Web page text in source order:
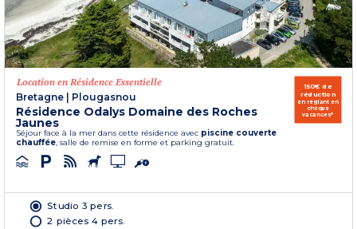
Location en Résidence Essentielle
Bretagne
Plougasnou
Résidence Odalys Domaine des Roches
Jaunes
Séjour face à la mer dans cette résidence avec piscine couverte
chauffée, salle de remise en forme et parking gratuit.
150€ de
réduction
en réglant en
chèque
vacances*
Studio 3 pers.
2 pièces 4 pers.